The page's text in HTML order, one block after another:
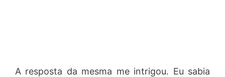
A resposta da mesma me intrigou. Eu sabia